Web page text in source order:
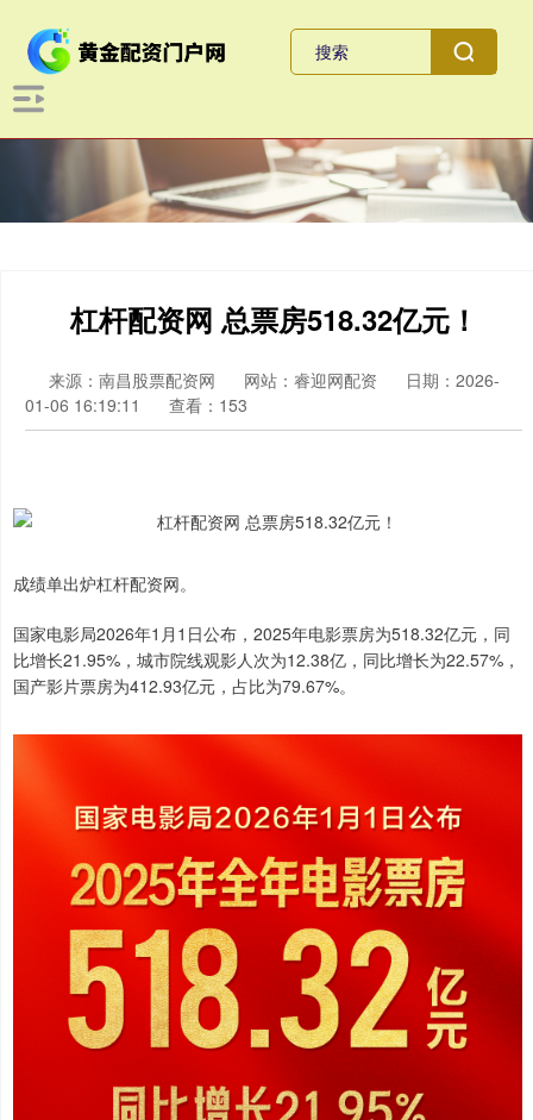
杠杆配资网 总票房518.32亿元！
来源：南昌股票配资网 网站：睿迎网配资
日期：2026-
01-06 16:19:11
查看：153
成绩单出炉杠杆配资网。
国家电影局2026年1月1日公布，2025年电影票房为518.32亿元，同
比增长21.95%，城市院线观影人次为12.38亿，同比增长为22.57%，
国产影片票房为412.93亿元，占比为79.67%。